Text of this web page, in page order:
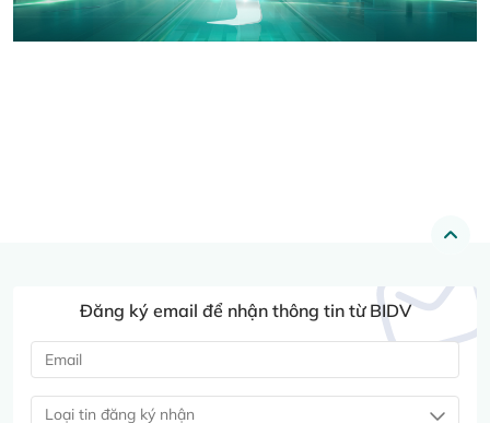
Đăng ký email để nhận thông tin từ BIDV
Loại tin đăng ký nhận